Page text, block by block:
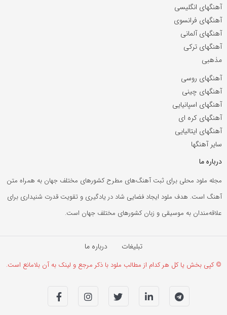
آهنگهای انگلیسی
آهنگهای فرانسوی
آهنگهای آلمانی
آهنگهای ترکی
مذهبی
آهنگهای روسی
آهنگهای چینی
آهنگهای اسپانیایی
آهنگهای کره ای
آهنگهای ایتالیایی
سایر آهنگها
درباره ما
مجله ملود محلی برای ثبت آهنگ‌های مطرح کشورهای مختلف جهان به همراه متن
آهنگ است. هدف ملود ایجاد فضایی شاد در یادگیری و تقویت قدرت شنیداری برای
علاقه‌مندان به موسیقی و زبان کشورهای مختلف جهان است.
تبلیغات درباره ما
© کپی بخش یا کل هر کدام از مطالب ملود با ذکر مرجع و لینک به آن بلامانع است.